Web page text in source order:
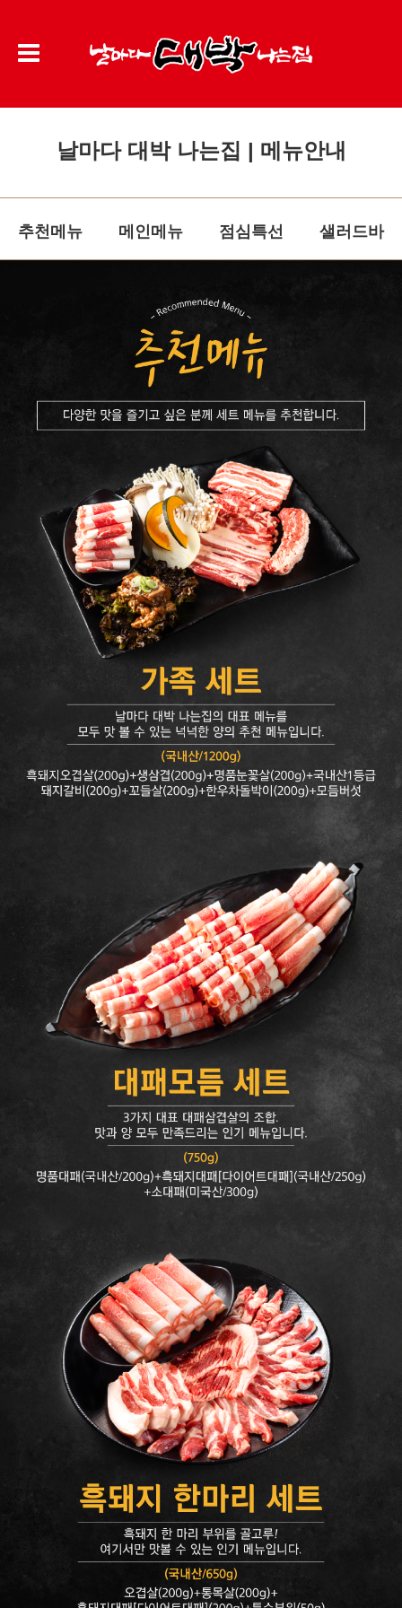
날마다 대박 나는집 | 메뉴안내
추천메뉴 메인메뉴 점심특선 샐러드바